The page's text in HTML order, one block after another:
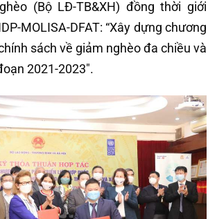
(Bộ LĐ-TB&XH) đồng thời giới
MOLISA-DFAT: “Xây dựng chương
sách về giảm nghèo đa chiều và
2021-2023″.